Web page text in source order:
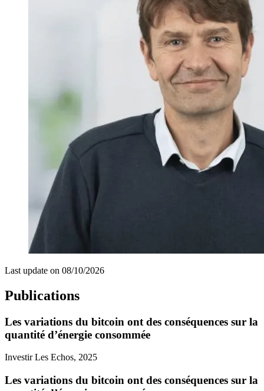
Last update on 08/10/2026
Publications
Les variations du bitcoin ont des conséquences sur la
quantité d’énergie consommée
Investir Les Echos, 2025
Les variations du bitcoin ont des conséquences sur la